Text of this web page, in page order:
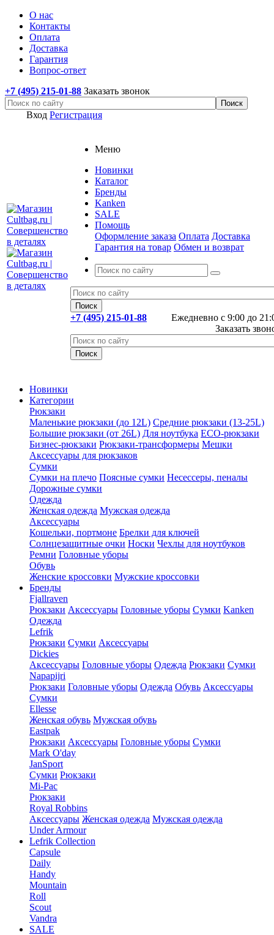
О нас
Контакты
Оплата
Доставка
Гарантия
Вопрос-ответ
+7 (495) 215-01-88 Заказать звонок
Вход Регистрация
Меню
Новинки
Каталог
Бренды
Kanken
SALE
Помощь
Оформление заказа Оплата Доставка
Гарантия на товар Обмен и возврат
Ежедневно с 9:00 до
+7 (495) 215-01-88
Заказать
Новинки
Категории
Рюкзаки
Маленькие рюкзаки (до 12L) Средние рюкзаки (13-25L)
Большие рюкзаки (от 26L) Для ноутбука ECO-рюкзаки
Бизнес-рюкзаки Рюкзаки-трансформеры Мешки
Аксессуары для рюкзаков
Сумки
Сумки на плечо Поясные сумки Несессеры, пеналы
Дорожные сумки
Одежда
Женская одежда Мужская одежда
Аксессуары
Кошельки, портмоне Брелки для ключей
Солнцезащитные очки Носки Чехлы для ноутбуков
Ремни Головные уборы
Обувь
Женские кроссовки Мужские кроссовки
Бренды
Fjallraven
Рюкзаки Аксессуары Головные уборы Сумки Kanken
Одежда
Lefrik
Рюкзаки Сумки Аксессуары
Dickies
Аксессуары Головные уборы Одежда Рюкзаки Сумки
Napapijri
Рюкзаки Головные уборы Одежда Обувь Аксессуары
Сумки
Ellesse
Женская обувь Мужская обувь
Eastpak
Рюкзаки Аксессуары Головные уборы Сумки
Mark O'day
JanSport
Сумки Рюкзаки
Mi-Pac
Рюкзаки
Royal Robbins
Аксессуары Женская одежда Мужская одежда
Under Armour
Lefrik Collection
Capsule
Daily
Handy
Mountain
Roll
Scout
Vandra
SALE